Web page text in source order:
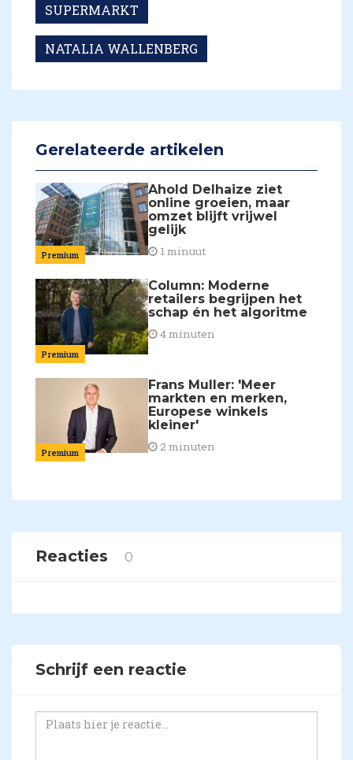
SUPERMARKT
NATALIA WALLENBERG
Gerelateerde artikelen
Premium
Ahold Delhaize ziet
online groeien, maar
omzet blijft vrijwel
gelijk
1 minuut
Premium
Column: Moderne
retailers begrijpen het
schap én het algoritme
4 minuten
Premium
Frans Muller: 'Meer
markten en merken,
Europese winkels
kleiner'
2 minuten
Reacties 0
Schrijf een reactie